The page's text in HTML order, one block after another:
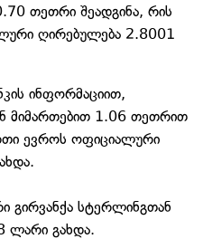
თეთრი შეადგინა, რის
ღირებულება 2.8001
ინფორმაციით,
მიმართებით 1.06 თეთრით
ევროს ოფიციალური
გირვანქა სტერლინგთან
ლარი გახდა.